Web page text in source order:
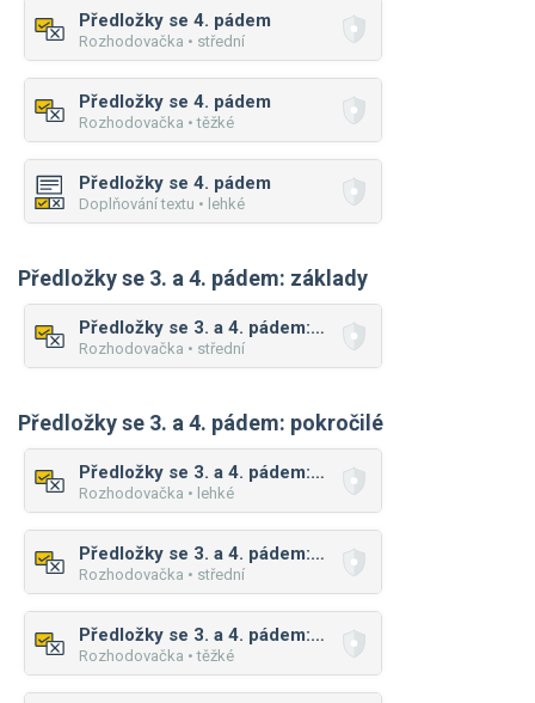
Předložky se 4. pádem
Rozhodovačka • střední
Předložky se 4. pádem
Rozhodovačka • těžké
Předložky se 4. pádem
Doplňování textu • lehké
Předložky se 3. a 4. pádem: základy
Předložky se 3. a 4. pádem: základy
Rozhodovačka • střední
Předložky se 3. a 4. pádem: pokročilé
Předložky se 3. a 4. pádem: pokročilé
Rozhodovačka • lehké
Předložky se 3. a 4. pádem: pokročilé
Rozhodovačka • střední
Předložky se 3. a 4. pádem: pokročilé
Rozhodovačka • těžké